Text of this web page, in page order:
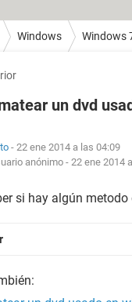
Windows Windows
un dvd
- 22 ene 2014 a las 04:09
anónimo - 22 ene 2014
si hay algún